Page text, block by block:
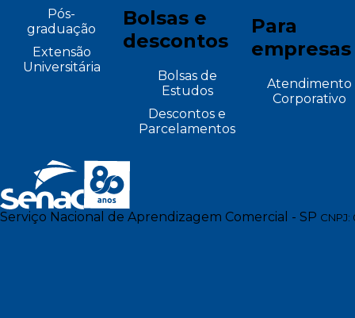
Pós-
graduação
Extensão
Universitária
Bolsas e
descontos
Bolsas de
Estudos
Descontos e
Parcelamentos
Para
empresas
Atendimento
Corporativo
Serviço Nacional de Aprendizagem Comercial - SP